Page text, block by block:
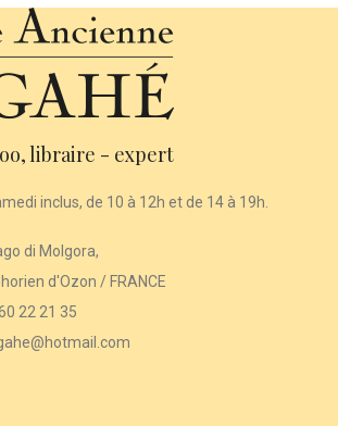
libraire - expert
inclus, de 10 à 12h et de 14 à 19h.
di Molgora,
d'Ozon / FRANCE
22 21 35